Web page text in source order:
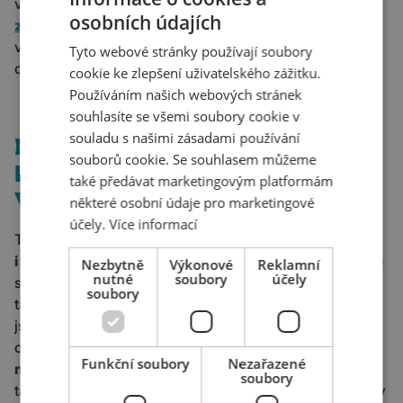
výhodnou cenu. Hledáme pro své klienty
z krize
a právě teď se vám nabízí neopakovatelná šance
využít v online marketingu nejvýhodnějšího poměru
cena/výkon.
BYZNYS SE PŘESOUVÁ
NA INTERNET, BUĎTE
V PRVNÍ VLNĚ
Tato aktivita se týká úplně všech,
i velkých firem, ale také velkoobchodů nebo výrobců
. Pro
spousty značek, které se běžně účastní různých veletrhů,
tato možnost prezentace na nějakou dobu skončila. Mohli
jsme se o tom přesvědčit již v prvních týdnech, kdy byla
omezení spuštěna. Pro většinu z nich je takonline
marketing jedinou možností prezentace. Nezapomínejte
také, že co si teď nachystáte, můžete využít později, kdyby
osobních údajích
Tyto webové stránky používají soubory
cookie ke zlepšení uživatelského zážitku.
Používáním našich webových stránek
souhlasíte se všemi soubory cookie v
souladu s našimi zásadami používání
souborů cookie. Se souhlasem můžeme
také předávat marketingovým platformám
některé osobní údaje pro marketingové
účely.Více informací
Nezbytně
nutné
soubory
Výkonové
soubory
Reklamní
účely
Funkční soubory
Nezařazené
soubory